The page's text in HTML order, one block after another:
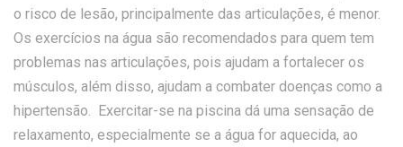
o risco de lesão, principalmente das articulações, é menor.
Os exercícios na água são recomendados para quem tem
problemas nas articulações, pois ajudam a fortalecer os
músculos, além disso, ajudam a combater doenças como a
hipertensão. Exercitar-se na piscina dá uma sensação de
relaxamento, especialmente se a água for aquecida, ao